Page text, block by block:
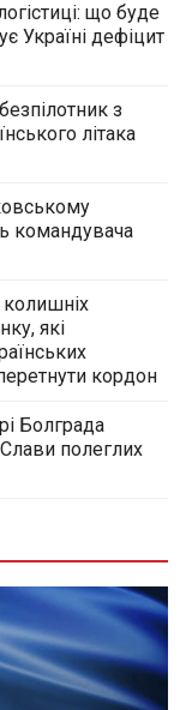
що буде
Україні дефіцит
з
літака
командувача
які
кордон
Болграда
полеглих